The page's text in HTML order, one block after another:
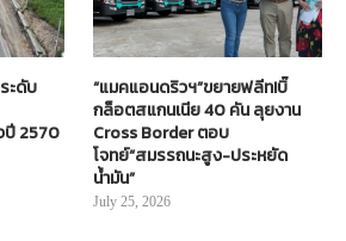
ะดับ
ปี 2570
“แมคแอนดริวฯ”ขยายฟลีท!บิ๊
กล็อตสแกนเนีย 40 คัน ลุยงาน
Cross Border ตอบ
โจทย์“สมรรถนะสูง-ประหยัด
น้ำมัน”
July 25, 2026